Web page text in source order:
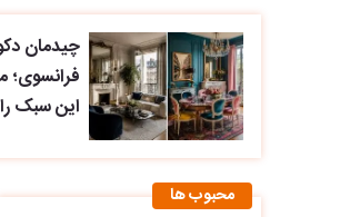
چیدمان
فرانسوی؛
این سبک را
محبوب ها